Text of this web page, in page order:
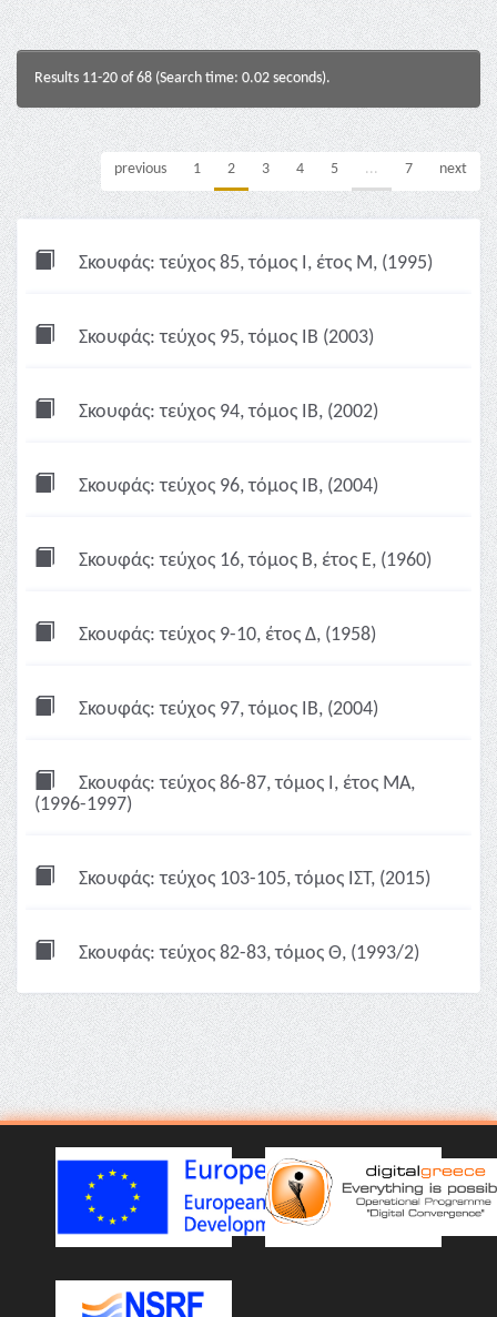
Results 11-20 of 68 (Search time: 0.02 seconds).
previous 1 2 3 4 5 ... 7 next
Σκουφάς: τεύχος 85, τόμος Ι, έτος Μ, (1995)
Σκουφάς: τεύχος 95, τόμος ΙΒ (2003)
Σκουφάς: τεύχος 94, τόμος ΙΒ, (2002)
Σκουφάς: τεύχος 96, τόμος ΙΒ, (2004)
Σκουφάς: τεύχος 16, τόμος Β, έτος Ε, (1960)
Σκουφάς: τεύχος 9-10, έτος Δ, (1958)
Σκουφάς: τεύχος 97, τόμος ΙΒ, (2004)
Σκουφάς: τεύχος 86-87, τόμος Ι, έτος ΜΑ,
(1996-1997)
Σκουφάς: τεύχος 103-105, τόμος ΙΣΤ, (2015)
Σκουφάς: τεύχος 82-83, τόμος Θ, (1993/2)